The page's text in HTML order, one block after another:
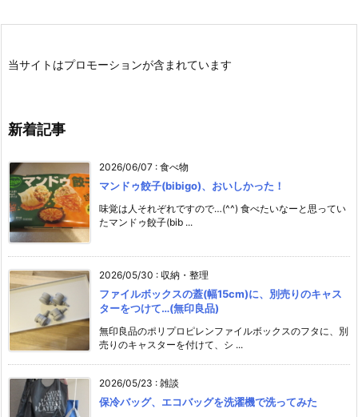
当サイトはプロモーションが含まれています
新着記事
2026/06/07 : 食べ物
マンドゥ餃子(bibigo)、おいしかった！
味覚は人それぞれですので…(^^) 食べたいなーと思ってい
たマンドゥ餃子(bib ...
2026/05/30 : 収納・整理
ファイルボックスの蓋(幅15cm)に、別売りのキャス
ターをつけて…(無印良品)
無印良品のポリプロピレンファイルボックスのフタに、別
売りのキャスターを付けて、シ ...
2026/05/23 : 雑談
保冷バッグ、エコバッグを洗濯機で洗ってみた